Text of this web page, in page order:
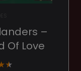
‎–
Of Love
★